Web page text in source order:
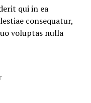
qui in ea
consequatur,
voluptas nulla